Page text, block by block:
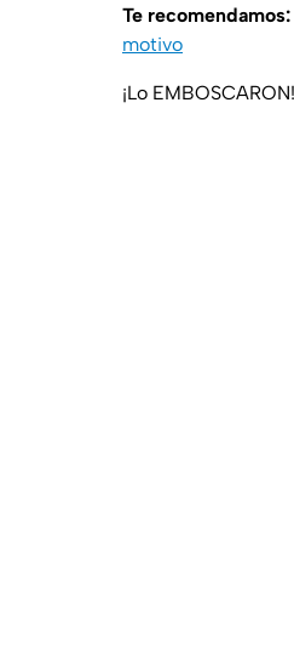
Te recomendamos:
motivo
¡Lo